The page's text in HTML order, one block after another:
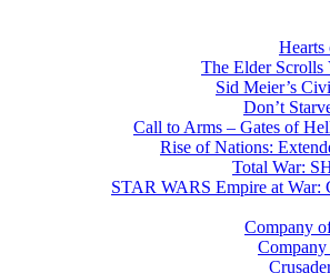
The Elder
Sid Meier’s
Don’t
Call to Arms – Gates of
Rise of Nations:
Total War:
STAR WARS Empire at War:
Company